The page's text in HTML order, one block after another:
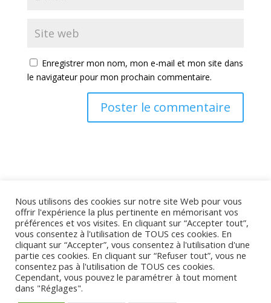
Enregistrer mon nom, mon e-mail et mon site dans
le navigateur pour mon prochain commentaire.
Commentaires récents
Nous utilisons des cookies sur notre site Web pour vous
offrir l'expérience la plus pertinente en mémorisant vos
préférences et vos visites. En cliquant sur “Accepter tout”,
vous consentez à l'utilisation de TOUS ces cookies. En
cliquant sur “Accepter”, vous consentez à l'utilisation d'une
partie ces cookies. En cliquant sur “Refuser tout”, vous ne
consentez pas à l'utilisation de TOUS ces cookies.
Cependant, vous pouvez le paramétrer à tout moment
dans "Réglages".